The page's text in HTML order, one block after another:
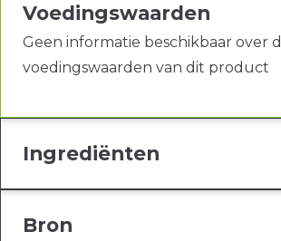
Voedingswaarden
Geen informatie beschikbaar over
voedingswaarden van dit product
Ingrediënten
Bron